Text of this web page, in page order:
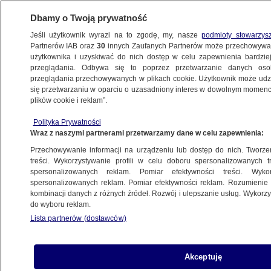
KULTURA I STYL
Ukrainę
Tomasz-Marcin Wrona
17.05.2026, 02:26
Udostępnij
Dbamy o Twoją prywatność
Jeśli użytkownik wyrazi na to zgodę, my, naszepodmioty
Partnerów IAB oraz30 innych Zaufanych Partnerów może
użytkownika i uzyskiwać do nich dostęp w celu zapewnienia
przeglądania. Odbywa się to poprzez przetwarzanie danych
przeglądania przechowywanych w plikach cookie. Użytkownik może
się przetwarzaniu w oparciu o uzasadniony interes w dowolnym
plików cookie i reklam”.
Polityka Prywatności
Wraz z naszymi partnerami przetwarzamy dane w celu zapewnienia:
Przechowywanie informacji na urządzeniu lub dostęp do nich.
treści. Wykorzystywanie profili w celu doboru spersonalizowanych
spersonalizowanych reklam. Pomiar efektywności treści.
spersonalizowanych reklam. Pomiar efektywności reklam.
kombinacji danych z różnych źródeł. Rozwój i ulepszanie usług.
do wyboru reklam.
Lista partnerów (dostawców)
Akceptuję